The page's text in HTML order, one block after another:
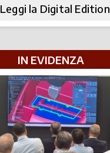
Leggi la Digital Edition
IN EVIDENZA